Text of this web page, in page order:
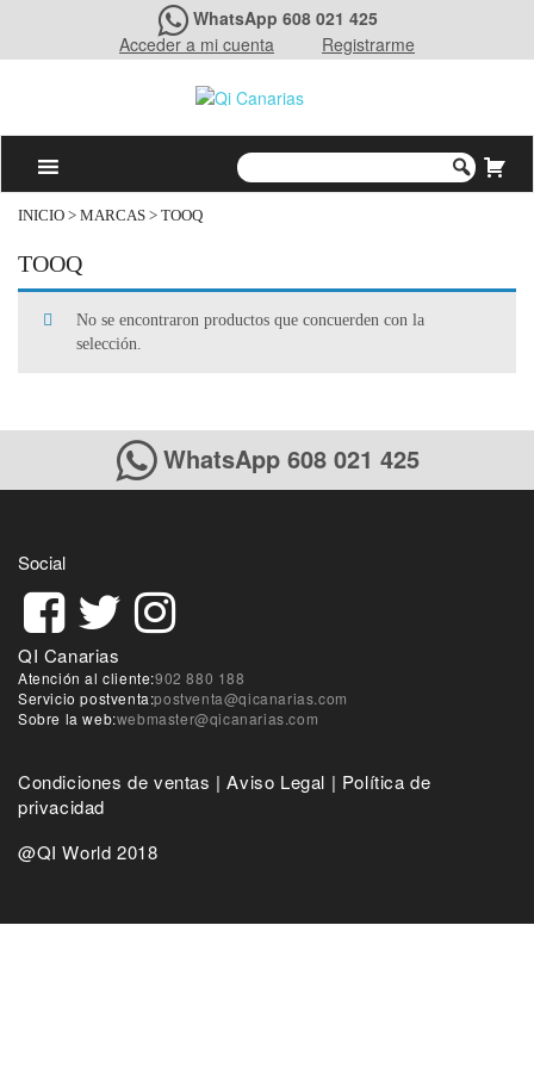
WhatsApp 608 021 425
Acceder a mi cuenta
Registrarme
INICIO > MARCAS > TOOQ
TOOQ
No se encontraron productos que concuerden con la
selección.
WhatsApp 608 021 425
Social
QI Canarias
Atención al cliente:902 880 188
Servicio postventa:postventa@qicanarias.com
Sobre la web:webmaster@qicanarias.com
Condiciones de ventas |Aviso Legal | Política de
privacidad
@QI World 2018